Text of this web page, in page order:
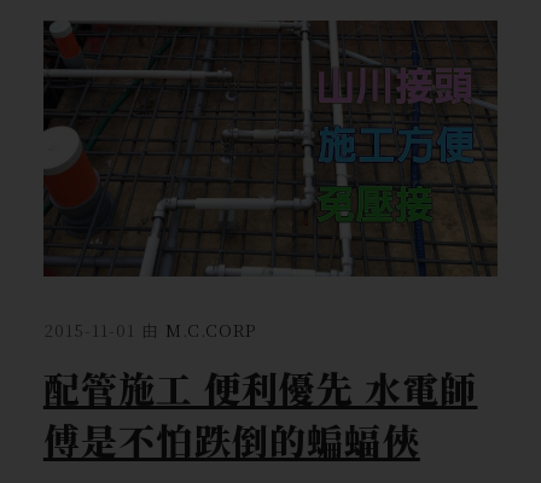
2015-11-01 由 M.C.CORP
配管施工 便利優先 水電師
傅是不怕跌倒的蝙蝠俠